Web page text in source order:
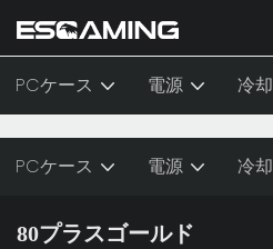
PCケース 電源 冷却
PCケース 電源 冷却
80プラスゴールド